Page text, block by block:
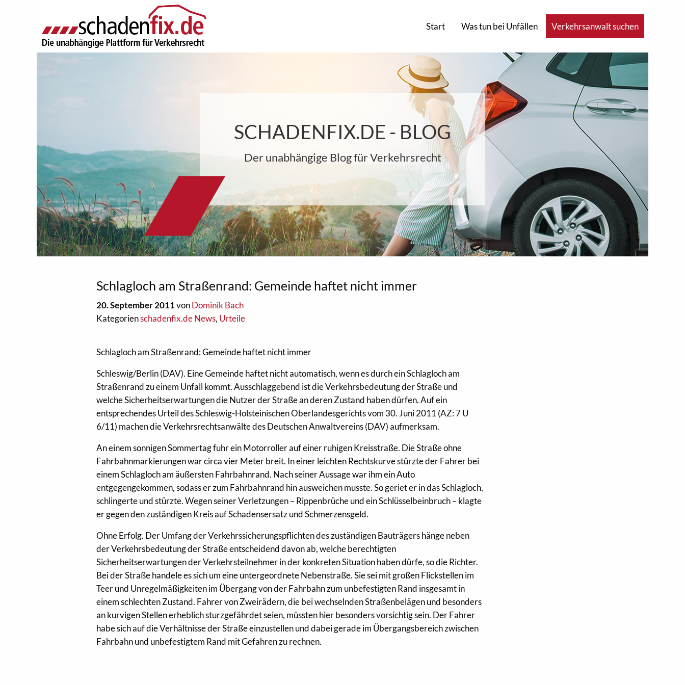
Start Was tun bei Unfällen Verkehrsanwalt suchen
SCHADENFIX.DE - BLOG
Der unabhängige Blog für Verkehrsrecht
Schlagloch am Straßenrand: Gemeinde haftet nicht immer
20. September 2011vonDominik Bach
Kategorienschadenfix.de News, Urteile
Schlagloch am Straßenrand: Gemeinde haftet nicht immer
Schleswig/Berlin (DAV). Eine Gemeinde haftet nicht automatisch, wenn es durch ein Schlagloch am
Straßenrand zu einem Unfall kommt. Ausschlaggebend ist die Verkehrsbedeutung der Straße und
welche Sicherheitserwartungen die Nutzer der Straße an deren Zustand haben dürfen. Auf ein
entsprechendes Urteil des Schleswig-Holsteinischen Oberlandesgerichts vom 30. Juni 2011 (AZ: 7 U
6/11) machen die Verkehrsrechtsanwälte des Deutschen Anwaltvereins (DAV) aufmerksam.
An einem sonnigen Sommertag fuhr ein Motorroller auf einer ruhigen Kreisstraße. Die Straße ohne
Fahrbahnmarkierungen war circa vier Meter breit. In einer leichten Rechtskurve stürzte der Fahrer bei
einem Schlagloch am äußersten Fahrbahnrand. Nach seiner Aussage war ihm ein Auto
entgegengekommen, sodass er zum Fahrbahnrand hin ausweichen musste. So geriet er in das Schlagloch,
schlingerte und stürzte. Wegen seiner Verletzungen – Rippenbrüche und ein Schlüsselbeinbruch – klagte
er gegen den zuständigen Kreis auf Schadensersatz und Schmerzensgeld.
Ohne Erfolg. Der Umfang der Verkehrssicherungspflichten des zuständigen Bauträgers hänge neben
der Verkehrsbedeutung der Straße entscheidend davon ab, welche berechtigten
Sicherheitserwartungen der Verkehrsteilnehmer in der konkreten Situation haben dürfe, so die Richter.
Bei der Straße handele es sich um eine untergeordnete Nebenstraße. Sie sei mit großen Flickstellen im
Teer und Unregelmäßigkeiten im Übergang von der Fahrbahn zum unbefestigten Rand insgesamt in
einem schlechten Zustand. Fahrer von Zweirädern, die bei wechselnden Straßenbelägen und besonders
an kurvigen Stellen erheblich sturzgefährdet seien, müssten hier besonders vorsichtig sein. Der Fahrer
habe sich auf die Verhältnisse der Straße einzustellen und dabei gerade im Übergangsbereich zwischen
Fahrbahn und unbefestigtem Rand mit Gefahren zu rechnen.